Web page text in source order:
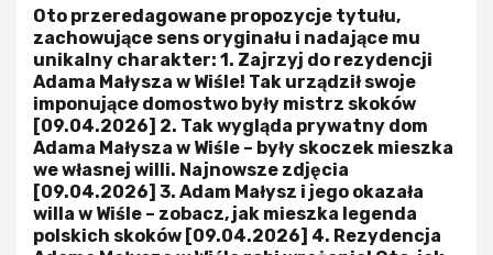
Oto przeredagowane propozycje tytułu,
zachowujące sens oryginału i nadające mu
unikalny charakter: 1. Zajrzyj do rezydencji
Adama Małysza w Wiśle! Tak urządził swoje
imponujące domostwo były mistrz skoków
[09.04.2026] 2. Tak wygląda prywatny dom
Adama Małysza w Wiśle – były skoczek mieszka
we własnej willi. Najnowsze zdjęcia
[09.04.2026] 3. Adam Małysz i jego okazała
willa w Wiśle – zobacz, jak mieszka legenda
polskich skoków [09.04.2026] 4. Rezydencja